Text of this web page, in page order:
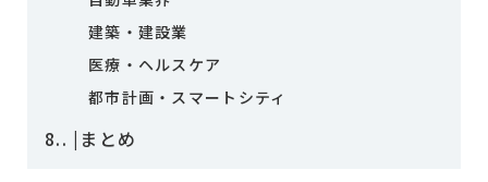
建築・建設業
医療・ヘルスケア
都市計画・スマートシティ
8. |まとめ